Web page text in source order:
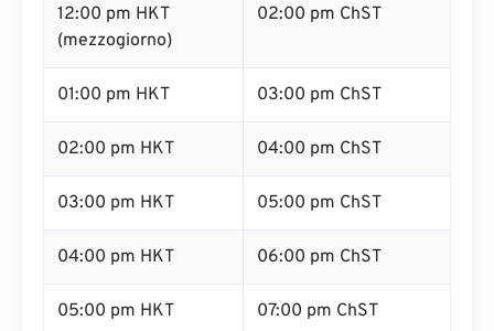
12:00 pm HKT
(mezzogiorno)
02:00 pm ChST
01:00 pm HKT 03:00 pm ChST
02:00 pm HKT 04:00 pm ChST
03:00 pm HKT 05:00 pm ChST
04:00 pm HKT 06:00 pm ChST
05:00 pm HKT 07:00 pm ChST